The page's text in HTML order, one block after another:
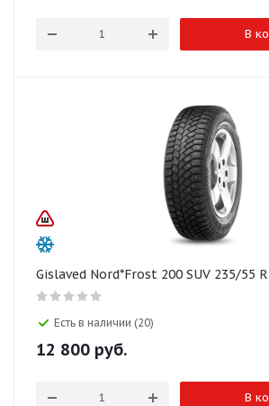
В
Gislaved Nord*Frost 200 SUV 235/55
Есть в наличии (20)
12 800 руб.
В